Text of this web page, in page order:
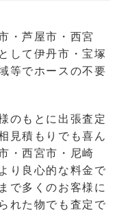
・芦屋市・西宮
して伊丹市・宝塚
等でホースの不要
のもとに出張査定
⾒積もりでも喜ん
・西宮市・尼崎
り良⼼的な料⾦で
で多くのお客様に
れた物でも査定で